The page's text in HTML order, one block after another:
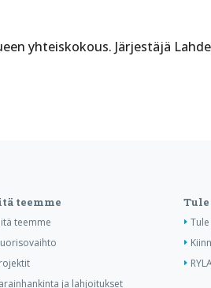
yhteiskokous. Järjestäjä
teemme
teemme
ja lahjoitukset